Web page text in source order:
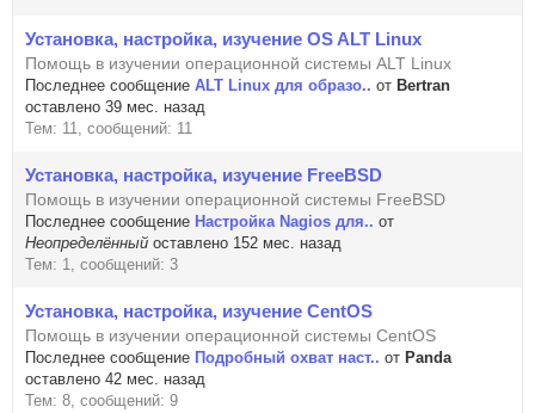
Установка, настройка, изучение OS ALT Linux
Помощь в изучении операционной системы ALT Linux
Последнее сообщение ALT Linux для образо.. от Bertran
оставлено 39 мес. назад
Тем: 11, сообщений: 11
Установка, настройка, изучение FreeBSD
Помощь в изучении операционной системы FreeBSD
Последнее сообщение Настройка Nagios для.. от
Неопределённый оставлено 152 мес. назад
Тем: 1, сообщений: 3
Установка, настройка, изучение CentOS
Помощь в изучении операционной системы CentOS
Последнее сообщение Подробный охват наст.. от Panda
оставлено 42 мес. назад
Тем: 8, сообщений: 9